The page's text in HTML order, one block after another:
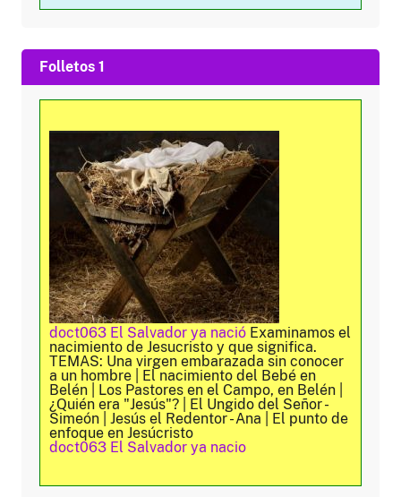
Folletos 1
doct063 El Salvador ya nació Examinamos el
nacimiento de Jesucristo y que significa.
TEMAS: Una virgen embarazada sin conocer
a un hombre | El nacimiento del Bebé en
Belén | Los Pastores en el Campo, en Belén |
¿Quién era "Jesús"? | El Ungido del Señor -
Simeón | Jesús el Redentor - Ana | El punto de
enfoque en Jesúcristo
doct063 El Salvador ya nacio